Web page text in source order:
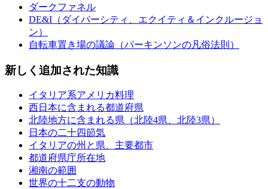
ダークファネル
DE&I（ダイバーシティ、エクイティ＆インクルージョ
ン）
自転車置き場の議論（パーキンソンの凡俗法則）
新しく追加された知識
イタリア系アメリカ料理
西日本に含まれる都道府県
北陸地方に含まれる県（北陸4県、北陸3県）
日本の二十四節気
イタリアの州と県、主要都市
都道府県庁所在地
湘南の範囲
世界の十二支の動物